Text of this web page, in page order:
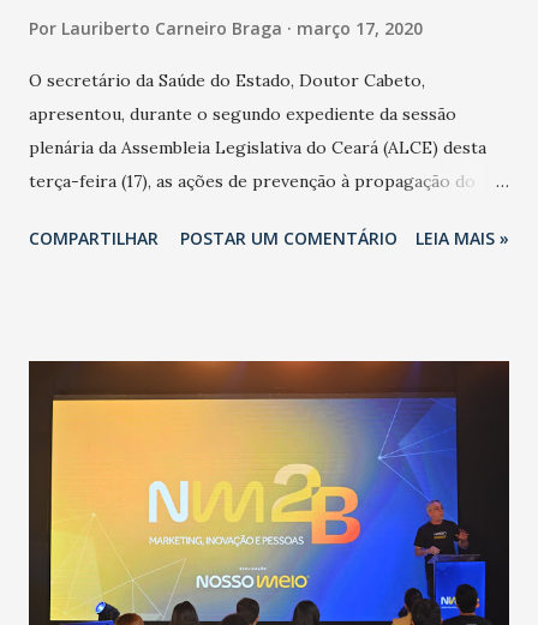
Por Lauriberto Carneiro Braga março 17, 2020
O secretário da Saúde do Estado, Doutor Cabeto,
apresentou, durante o segundo expediente da sessão
plenária da Assembleia Legislativa do Ceará (ALCE) desta
terça-feira (17), as ações de prevenção à propagação do
adotadas pelo Governo do Estado na contenção da
população suspeita e de cuidados com os ambientes
públicos e domiciliares. “Nós não estamos vivendo uma
epidemia comum, como temos em todos os anos, com
aumento de casos de dengue, influenza ou H1N1. Trata-se
de uma epidemia com um vírus diferente, com um poder de
contaminação maior que outros coronavírus”, apontou o
secretário. Segundo ele, é uma epidemia com chance de
contaminação alta, podendo gerar um grande risco à
COMPARTILHAR POSTAR UM COMENTÁRIO LEIA MAIS »